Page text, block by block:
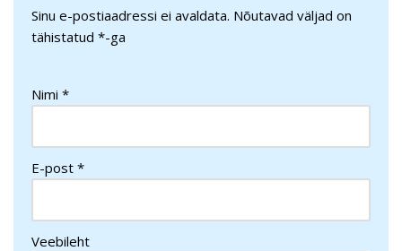
Sinu e-postiaadressi ei avaldata. Nõutavad väljad on
tähistatud *-ga
Nimi *
E-post *
Veebileht